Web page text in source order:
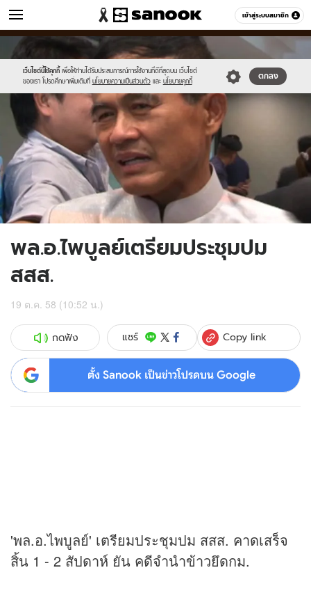
เข้าสู่ระบบสมาชิก
ข่าว หมวดอื่นๆ
เว็บไซต์นี้ใช้คุกกี้ เพื่อให้ท่านได้รับประสบการณ์การใช้งานที่ดีที่สุดบน เว็บไซต์
ของเรา โปรดศึกษาเพิ่มเติมที่ นโยบายความเป็นส่วนตัว และ นโยบายคุกกี้
ตกลง
Sanook
//s.isanook.com/sr/0/images/logo-
new-
sanook.png
600
60
//s.isanook.com/ns/0/ud/376/1884798/653295-
01.jpg
พล.อ.ไพบูลย์เตรียมประชุมปม
สสส.
19 ต.ค. 58 (10:52 น.)
กดฟัง แชร์ Copy link
ตั้ง Sanook เป็นข่าวโปรดบน Google
'พล.อ.ไพบูลย์' เตรียมประชุมปม สสส. คาดเสร็จ
สิ้น 1 - 2 สัปดาห์ ยัน คดีจำนำข้าวยึดกม.